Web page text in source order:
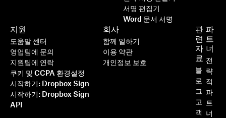
서명 편집기
Word 문서 서명
지원
도움말 센터
영업팀에 문의
지원팀에 연락
쿠키 및 CCPA 환경설정
시작하기: Dropbox Sign
시작하기: Dropbox Sign
API
관
련
자
료
블
로
그
고
객
파
트
너
전
략
적
파
트
너
회사
함께 일하기
이용 약관
개인정보 보호